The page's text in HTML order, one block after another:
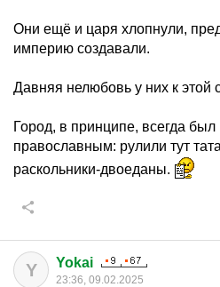
Они ещё и царя хлопнули,
империю создавали.
Давняя нелюбовь у них к этой
Город, в принципе, всегда был
православным: рулили тут
раскольники-двоеданы.
Y Yokai
23:36, 09.02.2025